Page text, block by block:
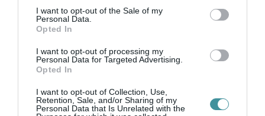
consent section.
I want to opt-out of the Sale of my
Personal Data.
Opted In
I want to opt-out of processing my
Personal Data for Targeted Advertising.
Opted In
I want to opt-out of Collection, Use,
Retention, Sale, and/or Sharing of my
Personal Data that Is Unrelated with the
példaként az úszó- és vízilabdaközpontot
hozta fel a polgármester.
A városvezető két pozitív hírt is bejelentett a
szereplők szerint Egernek kiváló esélye van